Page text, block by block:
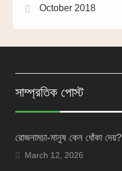
October 2018
সাম্প্রতিক পোস্ট
রোজনামচা-মানুষ কেন ধোঁকা দেয়?
March 12, 2026